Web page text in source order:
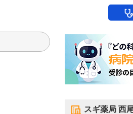
スギ薬局 西